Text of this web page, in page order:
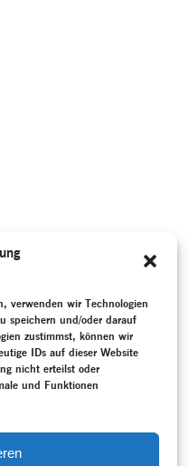
verwenden wir Technologien
speichern und/oder darauf
zustimmst, können wir
IDs auf dieser Website
nicht erteilst oder
und Funktionen